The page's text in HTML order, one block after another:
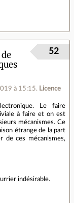
à 15:15. Licence
52
Le faire
à faire et on est
mécanismes. Ce
étrange de la part
de ces mécanismes,
indésirable.